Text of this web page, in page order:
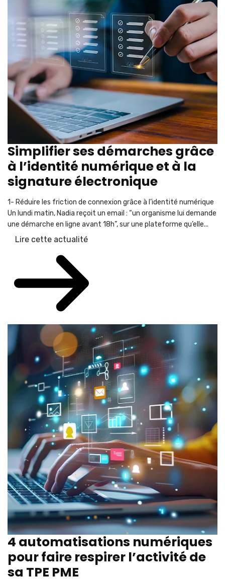
Simplifier ses démarches grâce
à l’identité numérique et à la
signature électronique
1- Réduire les friction de connexion grâce à l’identité numérique
Un lundi matin, Nadia reçoit un email : “un organisme lui demande
une démarche en ligne avant 18h”, sur une plateforme qu’elle...
Lire cette actualité
4 automatisations numériques
pour faire respirer l’activité de
sa TPE PME